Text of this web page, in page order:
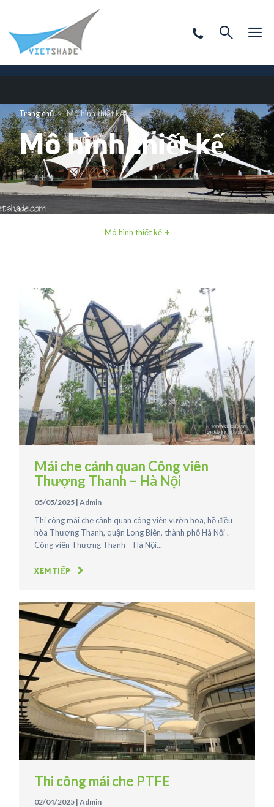
Trang chủ Mô hình thiết kế
Mô hình thiết kế
Mô hình thiết kế
Mái che cảnh quan Công viên
Thượng Thanh – Hà Nội
05/05/2025 | Admin
Thi công mái che cảnh quan công viên vườn hoa, hồ điều
hòa Thượng Thanh, quận Long Biên, thành phố Hà Nội .
Công viên Thượng Thanh – Hà Nội...
XEM TIẾP
Thi công mái che PTFE
02/04/2025 | Admin